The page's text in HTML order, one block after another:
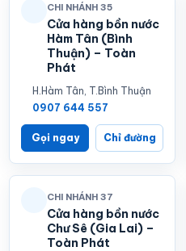
CHI NHÁNH 35
Cửa hàng bồn nước
Hàm Tân (Bình
Thuận) – Toàn
Phát
H.Hàm Tân, T.Bình Thuận
0907 644 557
Gọi ngay Chỉ đường
CHI NHÁNH 37
Cửa hàng bồn nước
Chư Sê (Gia Lai) –
Toàn Phát